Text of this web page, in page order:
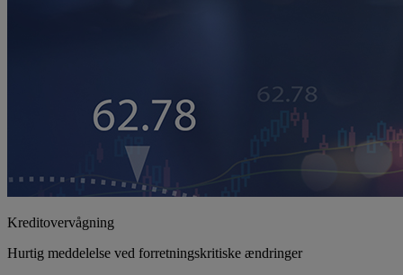
Kreditovervågning
Hurtig meddelelse ved forretningskritiske ændringer